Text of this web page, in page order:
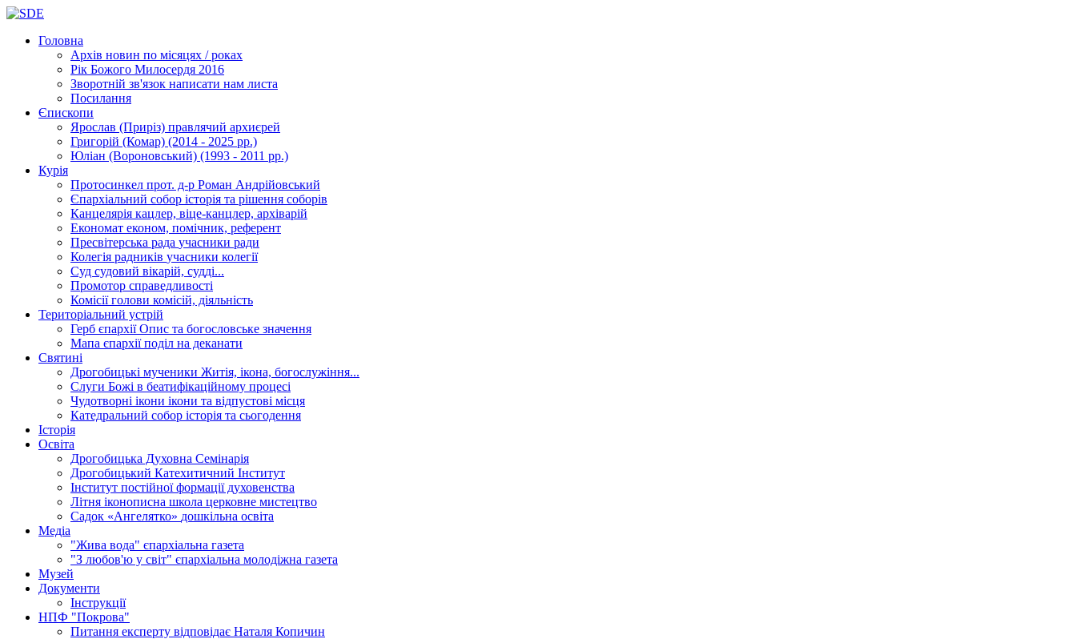
Головна
Архів новин по місяцях / роках
Рік Божого Милосердя 2016
Зворотній зв'язок написати нам листа
Посилання
Єпископи
Ярослав (Приріз) правлячий архиєрей
Григорій (Комар) (2014 - 2025 рр.)
Юліан (Вороновський) (1993 - 2011 рр.)
Курія
Протосинкел прот. д-р Роман Андрійовський
Єпархіальний собор історія та рішення соборів
Канцелярія кацлер, віце-канцлер, архіварій
Економат економ, помічник, референт
Пресвітерська рада учасники ради
Колегія радників учасники колегії
Суд судовий вікарій, судді...
Промотор справедливості
Комісіїголови комісій, діяльність
Територіальний устрій
Герб єпархіїОпис та богословське значення
Мапа єпархіїподіл на деканати
Святині
Дрогобицькі мученики Житія, ікона, богослужіння...
Слуги Божі в беатифікаційному процесі
Чудотворні ікони ікони та відпустові місця
Катедральний собор історія та сьогодення
Історія
Освіта
Дрогобицька Духовна Семінарія
Дрогобицький Катехитичний Інститут
Інститут постійної формації духовенства
Літня іконописна школа церковне мистецтво
Садок «Ангелятко» дошкільна освіта
Медіа
"Жива вода" єпархіальна газета
"З любов'ю у світ" єпархіальна молодіжна газета
Музей
Документи
Інструкції
НПФ "Покрова"
Питання експерту відповідає Наталя Копичин